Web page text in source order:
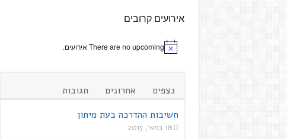
אירועים קרובים
There are no upcoming אירועים.
נצפים אחרונים
תגובות
חשיבות ההדרכה בעת מיתון
18 במאי, 2015